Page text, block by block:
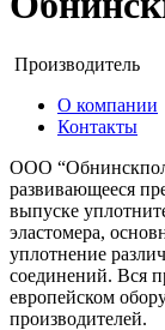
Производитель
О компании
Контакты
ООО
развивающееся
выпуске
эластомера,
уплотнение
соединений. Вся
европейском
производителей.